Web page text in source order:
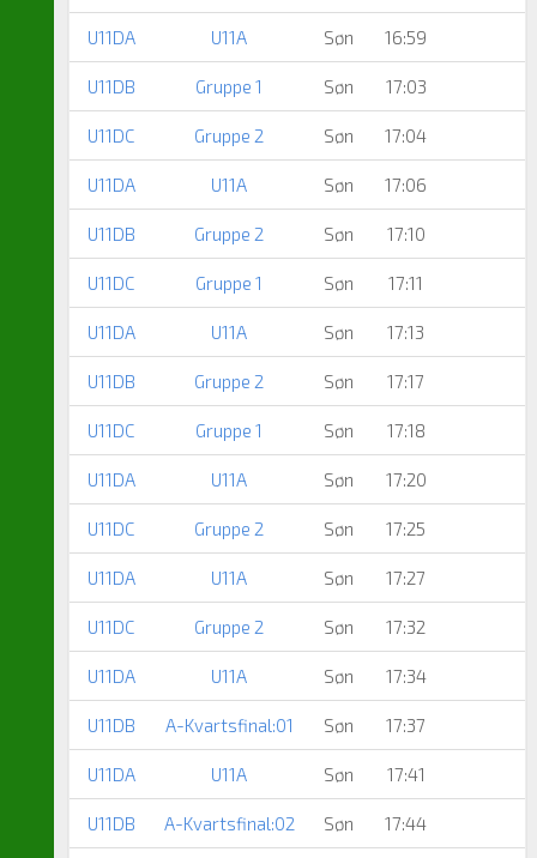
U11DA U11A Søn 16:59
U11DB Gruppe 1 Søn 17:03
U11DC Gruppe 2 Søn 17:04
U11DA U11A Søn 17:06
U11DB Gruppe 2 Søn 17:10
U11DC Gruppe 1 Søn 17:11
U11DA U11A Søn 17:13
U11DB Gruppe 2 Søn 17:17
U11DC Gruppe 1 Søn 17:18
U11DA U11A Søn 17:20
U11DC Gruppe 2 Søn 17:25
U11DA U11A Søn 17:27
U11DC Gruppe 2 Søn 17:32
U11DA U11A Søn 17:34
U11DB A-Kvartsfinal:01 Søn 17:37
U11DA U11A Søn 17:41
U11DB A-Kvartsfinal:02 Søn 17:44